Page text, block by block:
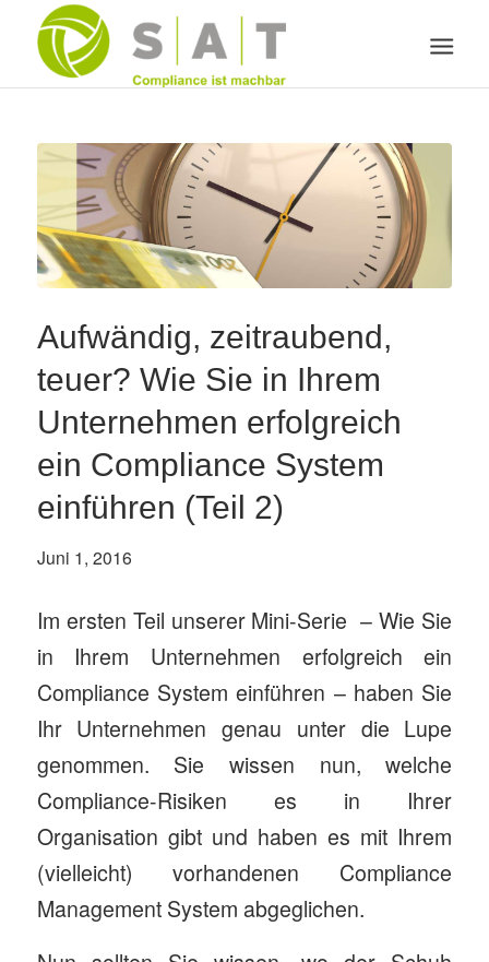
Aufwändig, zeitraubend,
teuer? Wie Sie in Ihrem
Unternehmen erfolgreich
ein Compliance System
einführen (Teil 2)
Juni 1, 2016
Im ersten Teil unserer Mini-Serie – Wie Sie
in Ihrem Unternehmen erfolgreich ein
Compliance System einführen – haben Sie
Ihr Unternehmen genau unter die Lupe
genommen. Sie wissen nun, welche
Compliance-Risiken es in Ihrer
Organisation gibt und haben es mit Ihrem
(vielleicht) vorhandenen Compliance
Management System abgeglichen.